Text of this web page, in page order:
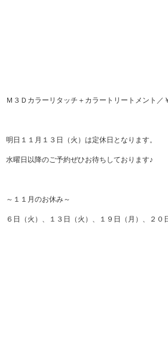
Ｍ３Ｄカラーリタッチ＋カラートリートメント／
明日１１月１３日（火）は定休日となります。
水曜日以降のご予約ぜひお待ちしております♪
～１１月のお休み～
６日（火）、１３日（火）、１９日（月）、２０